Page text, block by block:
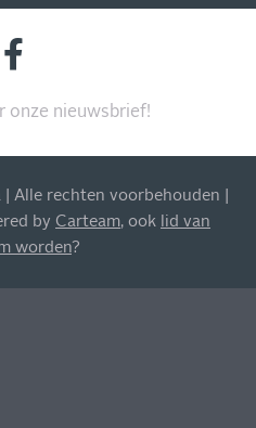
onze nieuwsbrief!
acties, aanbiedingen en
NIETS
Alle rechten voorbehouden |
by Carteam, ook
lid van
worden?